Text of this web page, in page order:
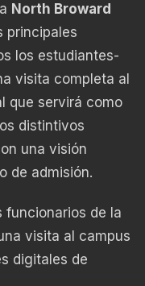
North Broward
principales
los estudiantes-
visita completa al
que servirá como
distintivos
una visión
de admisión.
funcionarios de la
visita al campus
digitales de